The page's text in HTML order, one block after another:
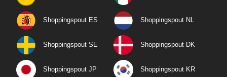
Shoppingspout ES Shoppingspout NL
Shoppingspout SE Shoppingspout DK
Shoppingspout JP Shoppingspout KR